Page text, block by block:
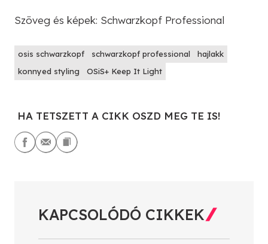
Szöveg és képek: Schwarzkopf Professional
osis schwarzkopf schwarzkopf professional
hajlakk
konnyed styling
OSiS+ Keep It Light
HA TETSZETT A CIKK OSZD MEG TE IS!
KAPCSOLÓDÓ CIKKEK